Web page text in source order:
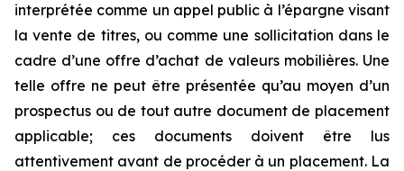
interprétée comme un appel public à l’épargne visant
la vente de titres, ou comme une sollicitation dans le
cadre d’une offre d’achat de valeurs mobilières. Une
telle offre ne peut être présentée qu’au moyen d’un
prospectus ou de tout autre document de placement
applicable; ces documents doivent être lus
attentivement avant de procéder à un placement. La